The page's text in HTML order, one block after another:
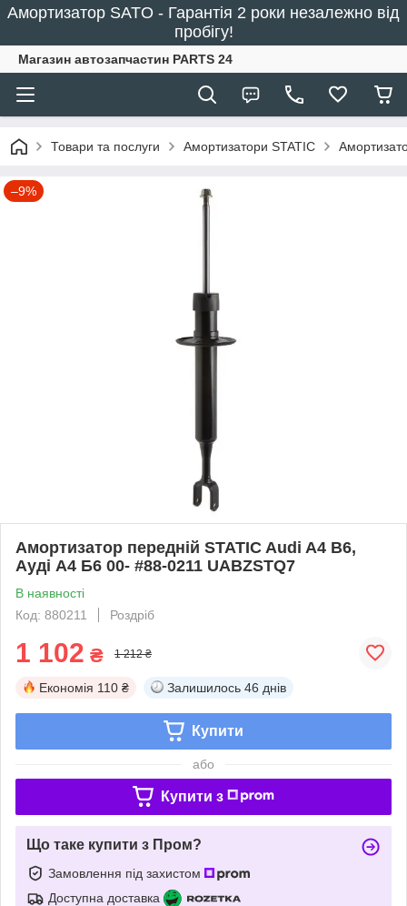
Амортизатор SATO - Гарантія 2 роки незалежно від
пробігу!
Магазин автозапчастин PARTS 24
Товари та послуги Амортизатори STATIC
–9%
Амортизатор передній STATIC Audi A4 B6,
Ауді А4 Б6 00- #88-0211 UABZSTQ7
В наявності
Код: 880211
Роздріб
1 102 ₴ 1 212 ₴
Економія 110 ₴ Залишилось 46 днів
Купити
або
Купити з
Що таке купити з Пром?
Замовлення під захистом
Доступна доставка